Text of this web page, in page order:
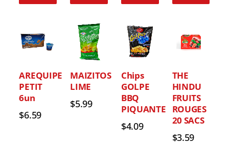
AREQUIPE
PETIT
6un
$6.59
MAIZITOS
LIME
$5.99
Chips
GOLPE
BBQ
PIQUANTE
$4.09
THE
HINDU
FRUITS
ROUGES
20 SACS
$3.59